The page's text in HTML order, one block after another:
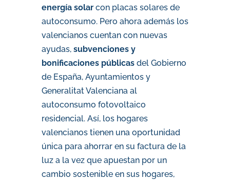
energía solar con placas solares de
autoconsumo. Pero ahora además los
valencianos cuentan con nuevas
ayudas,subvenciones y
bonificaciones públicasdel Gobierno
de España, Ayuntamientos y
Generalitat Valenciana al
autoconsumo fotovoltaico
residencial. Así, los hogares
valencianos tienen una oportunidad
única para ahorrar en su factura de la
luz a la vez que apuestan por un
cambio sostenible en sus hogares,